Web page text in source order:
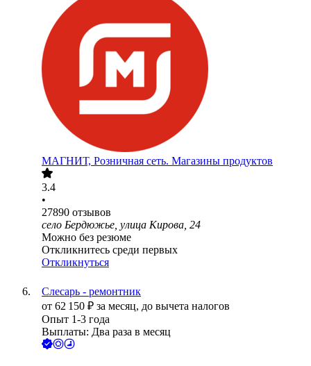
МАГНИТ, Розничная сеть. Магазины продуктов
3.4
•
27890 отзывов
село Бердюжье, улица Кирова, 24
Можно без резюме
Откликнитесь среди первых
Откликнуться
Слесарь - ремонтник
от 62 150 ₽ за месяц, до вычета налогов
Опыт 1-3 года
Выплаты: Два раза в месяц